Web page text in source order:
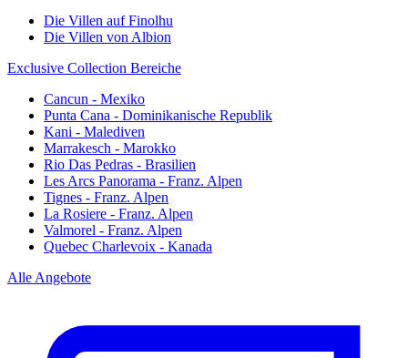
Die Villen auf Finolhu
Die Villen von Albion
Exclusive Collection Bereiche
Cancun - Mexiko
Punta Cana - Dominikanische Republik
Kani - Malediven
Marrakesch - Marokko
Rio Das Pedras - Brasilien
Les Arcs Panorama - Franz. Alpen
Tignes - Franz. Alpen
La Rosiere - Franz. Alpen
Valmorel - Franz. Alpen
Quebec Charlevoix - Kanada
Alle Angebote